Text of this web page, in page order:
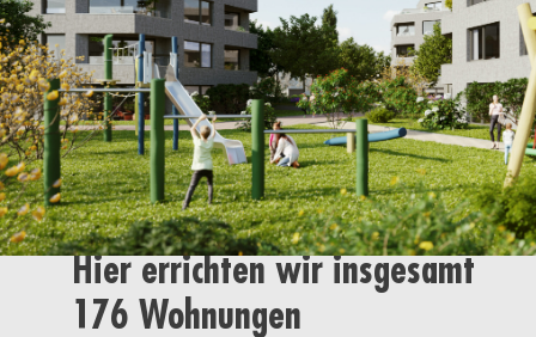
Unser Projekt befindet sich in
68309 Mannheim, Sullivan –
Hier errichten wir insgesamt
176 Wohnungen